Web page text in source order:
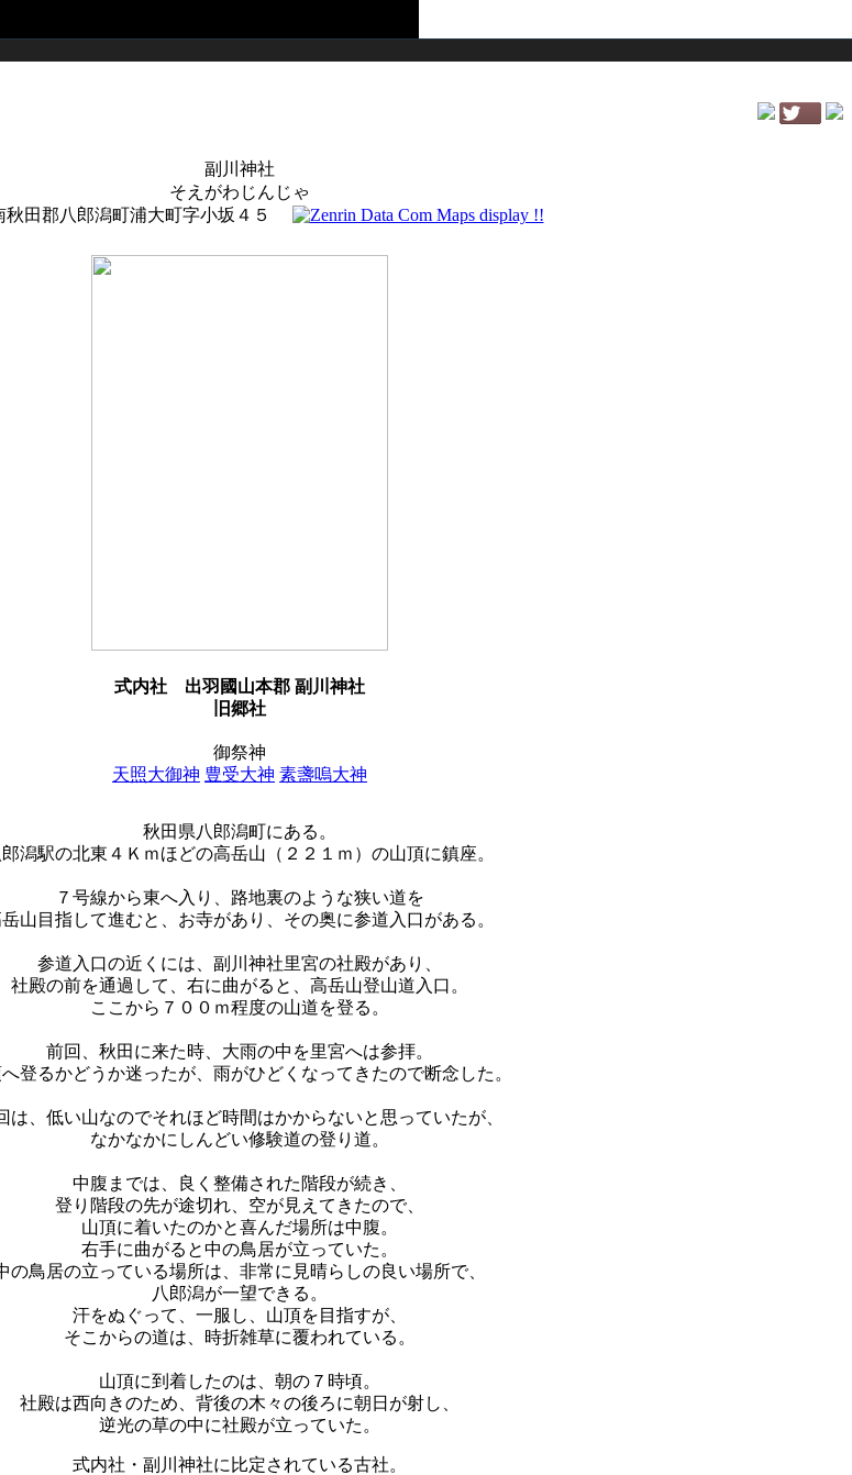
副川神社
そえがわじんじゃ
秋田郡八郎潟町浦大町字小坂４５
式内社
出羽國山本郡 副川神社
旧郷社
御祭神
天照大御神 豊受大神 素盞嗚大神
秋田県八郎潟町にある。
郎潟駅の北東４Ｋｍほどの高岳山（２２１ｍ）の山頂に鎮座。
７号線から東へ入り、路地裏のような狭い道を
山目指して進むと、お寺があり、その奥に参道入口がある。
参道入口の近くには、副川神社里宮の社殿があり、
社殿の前を通過して、右に曲がると、高岳山登山道入口。
ここから７００ｍ程度の山道を登る。
前回、秋田に来た時、大雨の中を里宮へは参拝。
登るかどうか迷ったが、雨がひどくなってきたので断念した。
は、低い山なのでそれほど時間はかからないと思っていたが、
なかなかにしんどい修験道の登り道。
中腹までは、良く整備された階段が続き、
登り階段の先が途切れ、空が見えてきたので、
山頂に着いたのかと喜んだ場所は中腹。
右手に曲がると中の鳥居が立っていた。
の鳥居の立っている場所は、非常に見晴らしの良い場所で、
八郎潟が一望できる。
汗をぬぐって、一服し、山頂を目指すが、
そこからの道は、時折雑草に覆われている。
山頂に到着したのは、朝の７時頃。
社殿は西向きのため、背後の木々の後ろに朝日が射し、
逆光の草の中に社殿が立っていた。
式内社・副川神社に比定されている古社。